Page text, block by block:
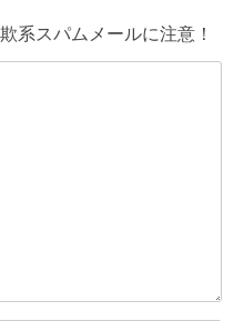
系スパムメールに注意！